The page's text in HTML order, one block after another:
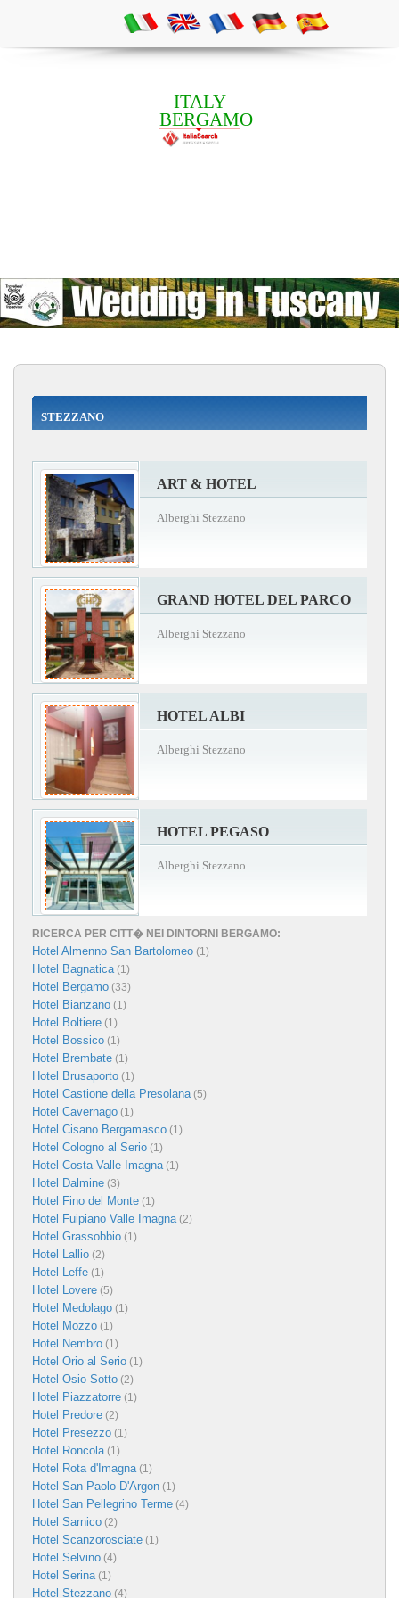
ITALY
BERGAMO
STEZZANO
ART & HOTEL
Alberghi Stezzano
GRAND HOTEL DEL PARCO
Alberghi Stezzano
HOTEL ALBI
Alberghi Stezzano
HOTEL PEGASO
Alberghi Stezzano
RICERCA PER CITT� NEI DINTORNI BERGAMO:
Hotel Almenno San Bartolomeo (1)
Hotel Bagnatica(1)
Hotel Bergamo (33)
Hotel Bianzano (1)
Hotel Boltiere (1)
Hotel Bossico (1)
Hotel Brembate (1)
Hotel Brusaporto (1)
Hotel Castione della Presolana(5)
Hotel Cavernago (1)
Hotel Cisano Bergamasco (1)
Hotel Cologno al Serio (1)
Hotel Costa Valle Imagna(1)
Hotel Dalmine (3)
Hotel Fino del Monte (1)
Hotel Fuipiano Valle Imagna(2)
Hotel Grassobbio (1)
Hotel Lallio (2)
Hotel Leffe (1)
Hotel Lovere (5)
Hotel Medolago (1)
Hotel Mozzo (1)
Hotel Nembro (1)
Hotel Orio al Serio (1)
Hotel Osio Sotto (2)
Hotel Piazzatorre (1)
Hotel Predore (2)
Hotel Presezzo (1)
Hotel Roncola(1)
Hotel Rota d'Imagna(1)
Hotel San Paolo D'Argon (1)
Hotel San Pellegrino Terme (4)
Hotel Sarnico (2)
Hotel Scanzorosciate (1)
Hotel Selvino (4)
Hotel Serina(1)
Hotel Stezzano (4)